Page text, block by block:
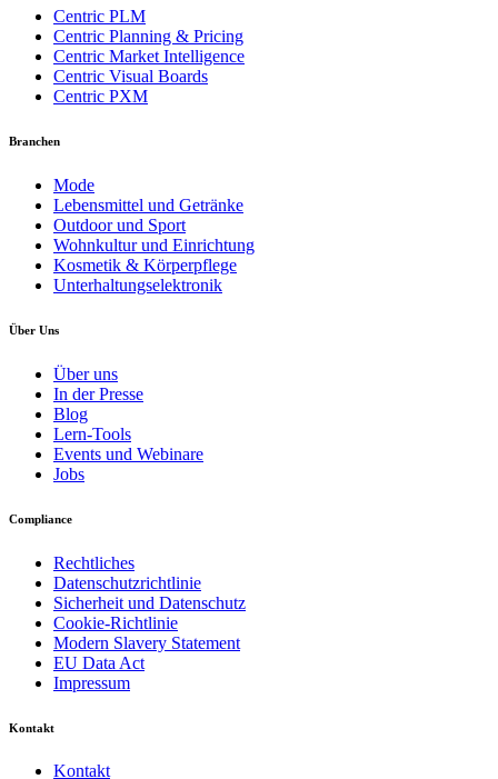
Centric PLM
Centric Planning & Pricing
Centric Market Intelligence
Centric Visual Boards
Centric PXM
Branchen
Mode
Lebensmittel und Getränke
Outdoor und Sport
Wohnkultur und Einrichtung
Kosmetik & Körperpflege
Unterhaltungselektronik
Über Uns
Über uns
In der Presse
Blog
Lern-Tools
Events und Webinare
Jobs
Compliance
Rechtliches
Datenschutzrichtlinie
Sicherheit und Datenschutz
Cookie-Richtlinie
Modern Slavery Statement
EU Data Act
Impressum
Kontakt
Kontakt